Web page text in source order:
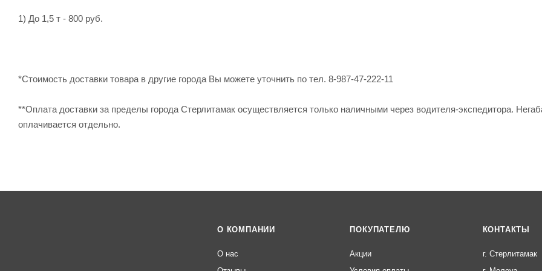
1) До 1,5 т - 800 руб.
*Стоимость доставки товара в другие города Вы можете уточнить по тел. 8-987-47-222-11
**Оплата доставки за пределы города Стерлитамак осуществляется только наличными через водителя-экспедитора.
оплачивается отдельно.
О КОМПАНИИ
О нас
ПОКУПАТЕЛЮ
Акции
КОНТАКТЫ
г. Стерлитамак